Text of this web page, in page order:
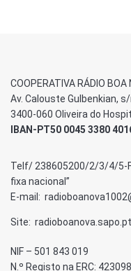
COOPERATIVA RÁDIO BOA
Av. Calouste Gulbenkian,
3400-060 Oliveira do
IBAN-PT50 0045 3380
Telf/ 238605200/2/3/4/5-
fixa nacional”
E-mail:
Site: radioboanova.sapo.pt
NIF – 501 843 019
N.º Registo na ERC: 423098